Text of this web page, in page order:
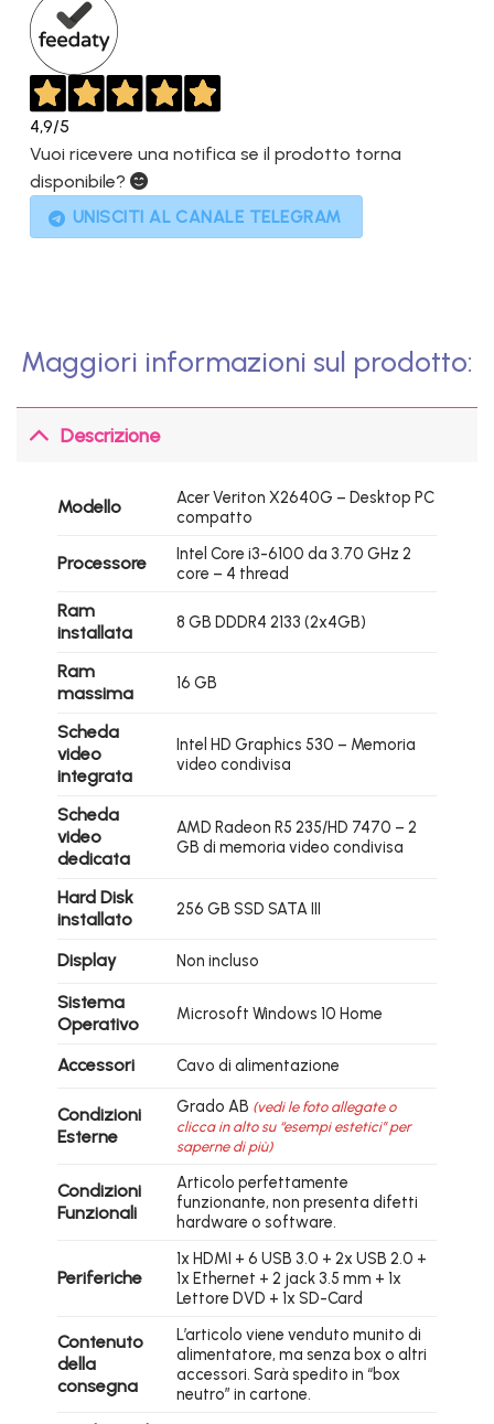
4,9/5
Vuoi ricevere una notifica se il prodotto torna
disponibile?
UNISCITI AL CANALE TELEGRAM
Maggiori informazioni sul prodotto:
Descrizione
Modello
Acer Veriton X2640G – Desktop PC
compatto
Processore
Intel Core i3-6100 da 3.70 GHz 2
core – 4 thread
Ram
installata
8 GB DDDR4 2133 (2x4GB)
Ram
massima
16 GB
Scheda
video
integrata
Intel HD Graphics 530 – Memoria
video condivisa
Scheda
video
dedicata
AMD Radeon R5 235/HD 7470 – 2
GB di memoria video condivisa
Hard Disk
installato
256 GB SSD SATA III
Display Non incluso
Sistema
Operativo
Microsoft Windows 10 Home
Accessori Cavo di alimentazione
Condizioni
Esterne
Grado AB (vedi le foto allegate o
clicca in alto su “esempi estetici” per
saperne di più)
Condizioni
Funzionali
Articolo perfettamente
funzionante, non presenta difetti
hardware o software.
Periferiche
1x HDMI + 6 USB 3.0 + 2x USB 2.0 +
1x Ethernet + 2 jack 3.5 mm + 1x
Lettore DVD + 1x SD-Card
Contenuto
della
consegna
L’articolo viene venduto munito di
alimentatore, ma senza box o altri
accessori. Sarà spedito in “box
neutro” in cartone.